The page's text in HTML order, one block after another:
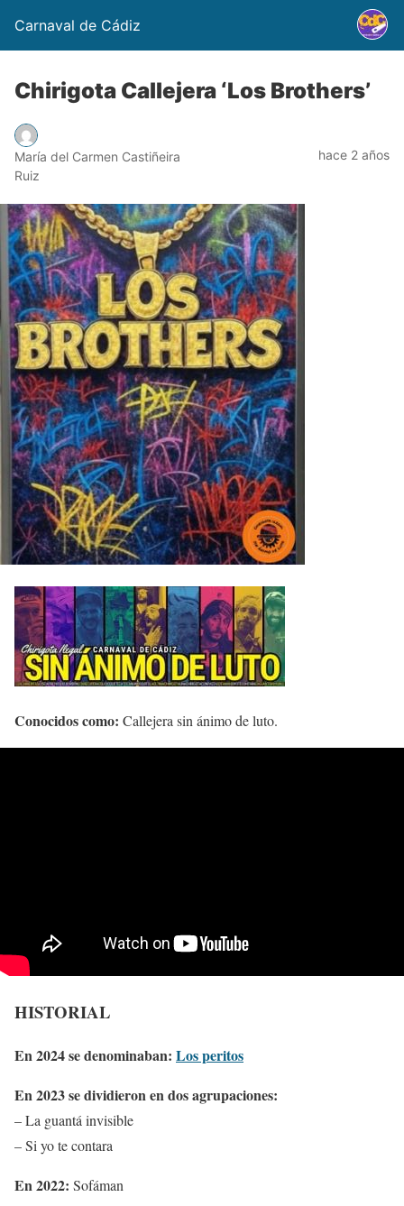
Carnaval de Cádiz
Chirigota Callejera ‘Los Brothers’
María del Carmen Castiñeira
Ruiz
hace 2 años
Conocidos como: Callejera sin ánimo de luto.
HISTORIAL
En 2024 se denominaban: Los peritos
En 2023 se dividieron en dos agrupaciones:
– La guantá invisible
– Si yo te contara
En 2022: Sofáman